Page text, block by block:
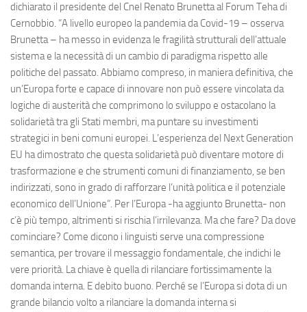
dichiarato il presidente del Cnel Renato Brunetta al Forum Teha di
Cernobbio. “A livello europeo la pandemia da Covid-19 – osserva
Brunetta – ha messo in evidenza le fragilità strutturali dell’attuale
sistema e la necessità di un cambio di paradigma rispetto alle
politiche del passato. Abbiamo compreso, in maniera definitiva, che
un’Europa forte e capace di innovare non può essere vincolata da
logiche di austerità che comprimono lo sviluppo e ostacolano la
solidarietà tra gli Stati membri, ma puntare su investimenti
strategici in beni comuni europei. L’esperienza del Next Generation
EU ha dimostrato che questa solidarietà può diventare motore di
trasformazione e che strumenti comuni di finanziamento, se ben
indirizzati, sono in grado di rafforzare l’unità politica e il potenziale
economico dell’Unione”. Per l’Europa -ha aggiunto Brunetta- non
c’è più tempo, altrimenti si rischia l’irrilevanza. Ma che fare? Da dove
cominciare? Come dicono i linguisti serve una compressione
semantica, per trovare il messaggio fondamentale, che indichi le
vere priorità. La chiave è quella di rilanciare fortissimamente la
domanda interna. E debito buono. Perché se l’Europa si dota di un
grande bilancio volto a rilanciare la domanda interna si